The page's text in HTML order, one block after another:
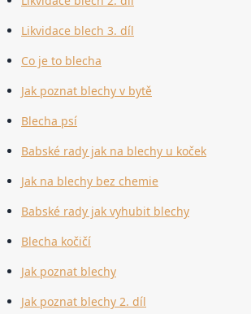
Likvidace blech 3. díl
Co je to blecha
Jak poznat blechy v bytě
Blecha psí
Babské rady jak na blechy u koček
Jak na blechy bez chemie
Babské rady jak vyhubit blechy
Blecha kočičí
Jak poznat blechy
Jak poznat blechy 2. díl